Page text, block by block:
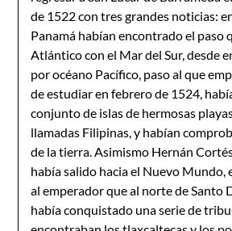
de 1522 con tres grandes noticias:
Panamá habían encontrado el paso
Atlántico con el Mar del Sur, desde
por océano Pacífico, paso al que
de estudiar en febrero de 1524,
conjunto de islas de hermosas
llamadas Filipinas, y habían
de la tierra. Asimismo Hernán
había salido hacia el Nuevo Mundo,
al emperador que al norte de Santo
había conquistado una serie de